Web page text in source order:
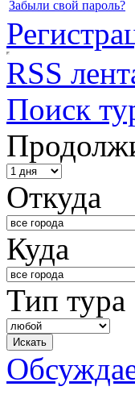
Забыли свой пароль?
RSS
Поиск
Откуда
Куда
Тип тура